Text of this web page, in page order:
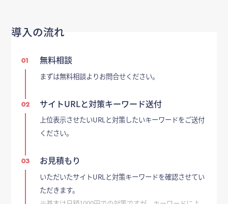
導入の流れ
01 無料相談
まずは無料相談よりお問合せください。
02 サイトURLと対策キーワード送付
上位表示させたいURLと対策したいキーワードをご送付
ください。
03 お見積もり
いただいたサイトURLと対策キーワードを確認させてい
ただきます。